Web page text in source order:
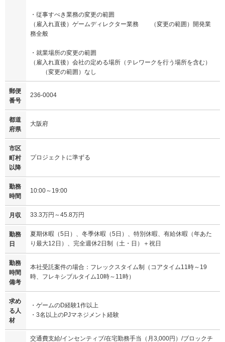
・従事すべき業務の変更の範囲
（雇入れ直後）ゲームディレクター業務 （変更の範囲）開発業
務全般
・就業場所の変更の範囲
（雇入れ直後）会社の定める場所（テレワークを行う場所を含む）
（変更の範囲）なし
郵便
番号
236-0004
都道
府県
大阪府
市区
町村
以降
プロジェクトに準ずる
勤務
時間
10:00～19:00
月収 33.3万円～45.8万円
勤務
日
夏期休暇（5日）、冬季休暇（5日）、特別休暇、有給休暇（年あた
り最大12日）、完全週休2日制（土・日）＋祝日
勤務
時間
備考
本社受託案件の場合：フレックスタイム制（コアタイム11時～19
時、フレキシブルタイム10時～11時）
求め
る人
材
・ゲームのD経験1作以上
・3名以上のPJマネジメント経験
交通費支給/インセンティブ/在宅勤務手当（月3,000円）/ブロックチ